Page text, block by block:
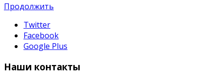
Продолжить
Twitter
Facebook
Google Plus
Наши контакты